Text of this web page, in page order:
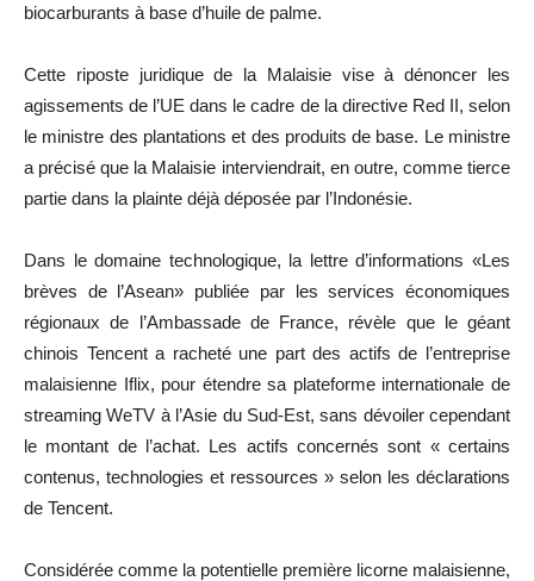
biocarburants à base d’huile de palme.
Cette riposte juridique de la Malaisie vise à dénoncer les
agissements de l’UE dans le cadre de la directive Red II, selon
le ministre des plantations et des produits de base. Le ministre
a précisé que la Malaisie interviendrait, en outre, comme tierce
partie dans la plainte déjà déposée par l’Indonésie.
Dans le domaine technologique, la lettre d’informations «Les
brèves de l’Asean» publiée par les services économiques
régionaux de l’Ambassade de France, révèle que le géant
chinois Tencent a racheté une part des actifs de l’entreprise
malaisienne Iflix, pour étendre sa plateforme internationale de
streaming WeTV à l’Asie du Sud-Est, sans dévoiler cependant
le montant de l’achat. Les actifs concernés sont « certains
contenus, technologies et ressources » selon les déclarations
de Tencent.
Considérée comme la potentielle première licorne malaisienne,